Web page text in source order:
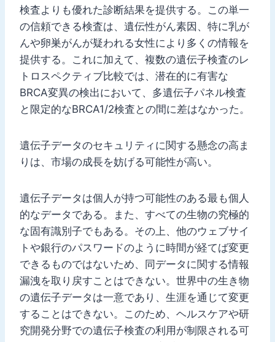
検査よりも優れた診断結果を提供する。この単一
の信頼できる検査は、遺伝性がん素因、特に乳が
んや卵巣がんが疑われる女性により多くの情報を
提供する。これに加えて、複数の遺伝子検査のレ
トロスペクティブ比較では、潜在的に有害な
BRCA変異の検出において、多遺伝子パネル検査
と限定的なBRCA1/2検査との間に差はなかった。
遺伝子データのセキュリティに関する懸念の高ま
りは、市場の成長を妨げる可能性が高い。
遺伝子データは個人が持つ可能性のある最も個人
的なデータである。また、すべての生物の究極的
な固有識別子でもある。その上、他のウェブサイ
トや銀行のパスワードのように時間が経てば変更
できるものではないため、同データに関する情報
漏洩を取り戻すことはできない。世界中の生き物
の遺伝子データは一意であり、生涯を通じて変更
することはできない。このため、ヘルスケアや研
究開発分野での遺伝子検査の利用が制限される可